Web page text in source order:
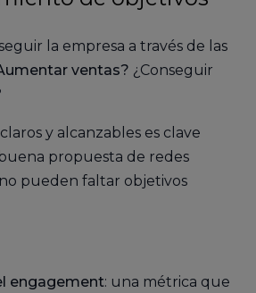
la empresa a través de las
ventas? ¿Conseguir
y alcanzables es clave
propuesta de redes
pueden faltar objetivos
engagement: una métrica que